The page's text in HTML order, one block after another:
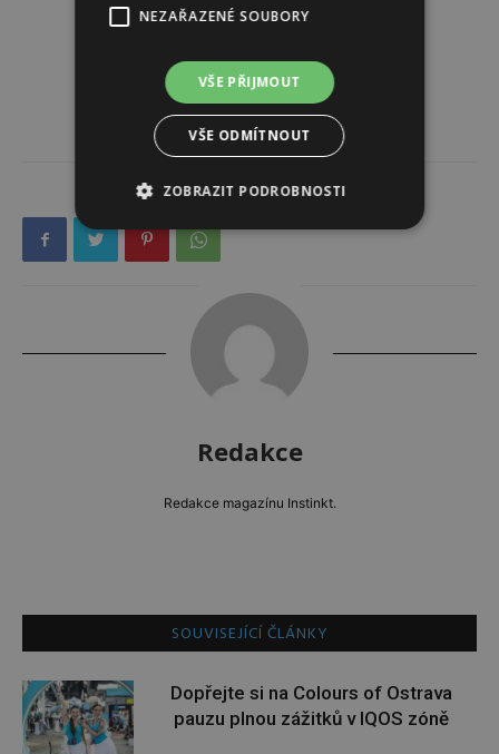
Redakce
Redakce magazínu Instinkt.
SOUVISEJÍCÍ ČLÁNKY
Dopřejte si na Colours of Ostrava
pauzu plnou zážitků v IQOS zóně
NEZAŘAZENÉ SOUBORY
VŠE PŘIJMOUT
VŠE ODMÍTNOUT
ZOBRAZIT PODROBNOSTI